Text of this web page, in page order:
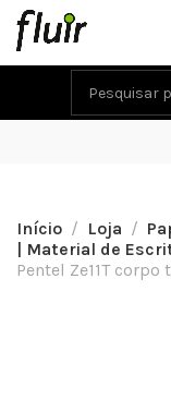
Início Loja
| Material de
Pentel Ze11T